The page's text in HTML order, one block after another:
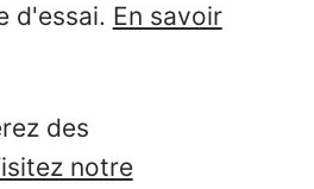
d'essai. En savoir
des
notre